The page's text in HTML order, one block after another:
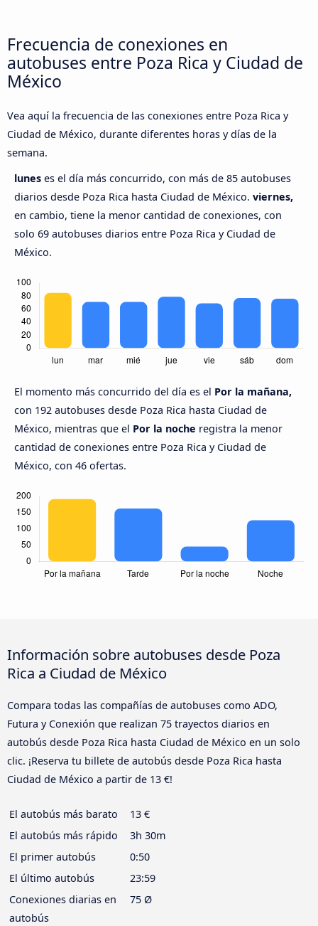
Frecuencia de conexiones en
autobuses entre Poza Rica y Ciudad de
México
Vea aquí la frecuencia de las conexiones entre Poza Rica y
Ciudad de México, durante diferentes horas y días de la
semana.
lunes es el día más concurrido, con más de 85 autobuses
diarios desde Poza Rica hasta Ciudad de México. viernes,
en cambio, tiene la menor cantidad de conexiones, con
solo 69 autobuses diarios entre Poza Rica y Ciudad de
México.
El momento más concurrido del día es el Por la mañana,
con 192 autobuses desde Poza Rica hasta Ciudad de
México, mientras que el Por la noche registra la menor
cantidad de conexiones entre Poza Rica y Ciudad de
México, con 46 ofertas.
Información sobre autobuses desde Poza
Rica a Ciudad de México
Compara todas las compañías de autobuses como ADO,
Futura y Conexión que realizan 75 trayectos diarios en
autobús desde Poza Rica hasta Ciudad de México en un solo
clic. ¡Reserva tu billete de autobús desde Poza Rica hasta
Ciudad de México a partir de 13 €!
El autobús más barato
13 €
El autobús más rápido
3h 30m
El primer autobús
0:50
El último autobús
23:59
Conexiones diarias en
autobús
75 Ø